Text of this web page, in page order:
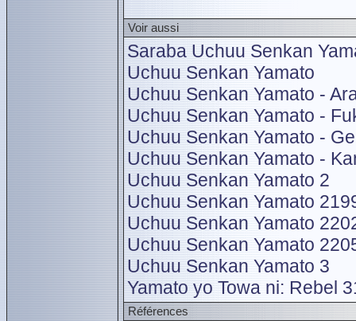
Voir aussi
Saraba Uchuu Senkan
Uchuu Senkan Yamato
Uchuu Senkan Yamato -
Uchuu Senkan Yamato -
Uchuu Senkan Yamato -
Uchuu Senkan Yamato -
Uchuu Senkan Yamato 2
Uchuu Senkan Yamato
Uchuu Senkan Yamato
Uchuu Senkan Yamato
Uchuu Senkan Yamato 3
Yamato yo Towa ni: Rebel
Références